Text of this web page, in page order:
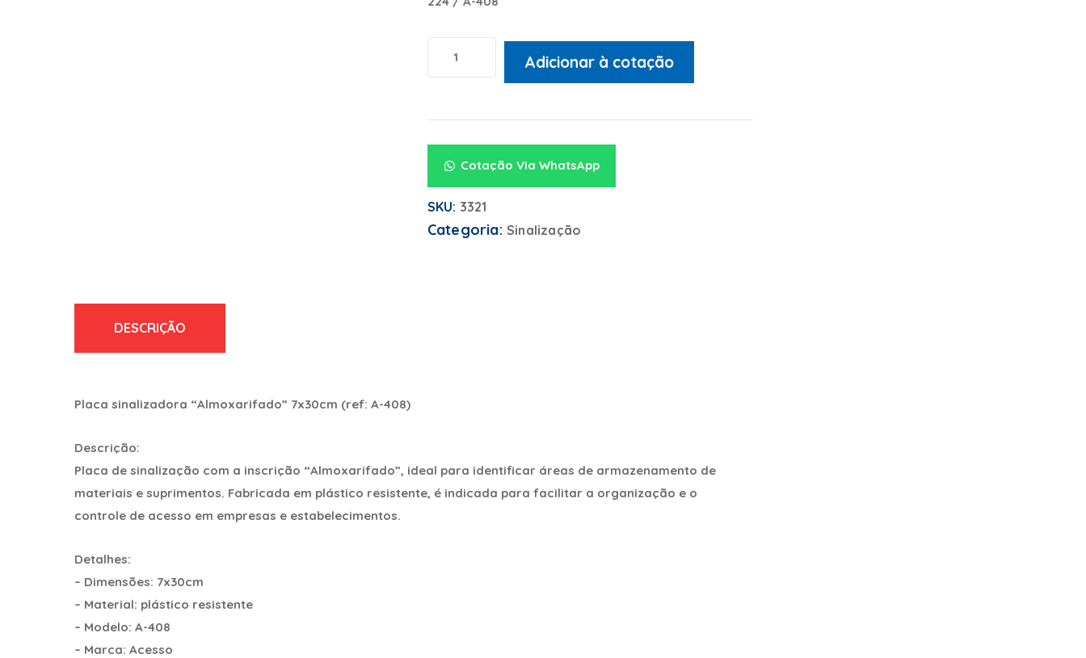
Adicionar à cotação
Cotação Via WhatsApp
SKU: 3321
Categoria: Sinalização
DESCRIÇÃO
Placa sinalizadora “Almoxarifado” 7x30cm (ref: A-408)
Descrição:
Placa de sinalização com a inscrição “Almoxarifado”, ideal para identificar áreas de armazenamento de
materiais e suprimentos. Fabricada em plástico resistente, é indicada para facilitar a organização e o
controle de acesso em empresas e estabelecimentos.
Detalhes:
– Dimensões: 7x30cm
– Material: plástico resistente
– Modelo: A-408
– Marca: Acesso